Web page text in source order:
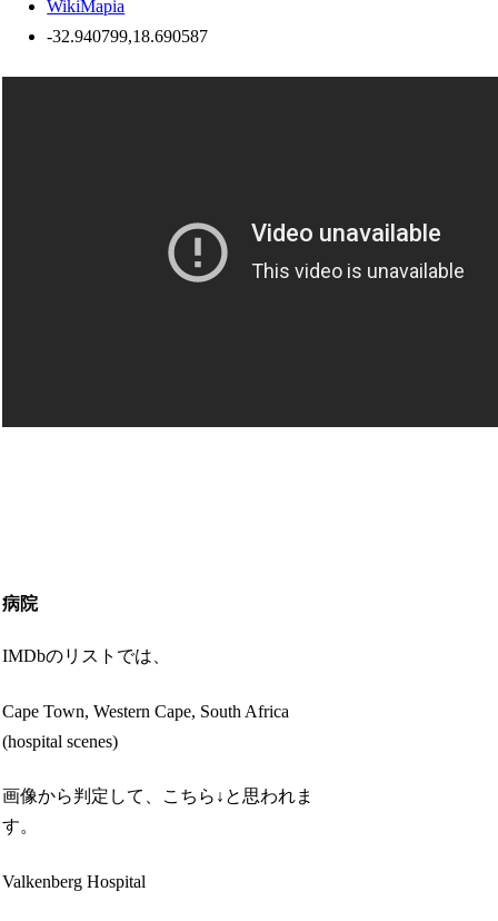
WikiMapia
-32.940799,18.690587
病院
IMDbのリストでは、
Cape Town, Western Cape, South Africa
(hospital scenes)
画像から判定して、こちら↓と思われま
す。
Valkenberg Hospital